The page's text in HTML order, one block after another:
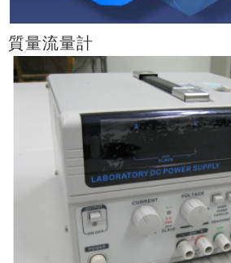
質量流量計